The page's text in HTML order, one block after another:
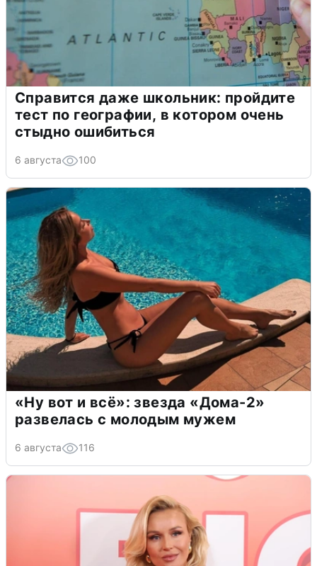
Справится даже школьник: пройдите
тест по географии, в котором очень
стыдно ошибиться
6 августа 100
«Ну вот и всё»: звезда «Дома-2»
развелась с молодым мужем
6 августа 116